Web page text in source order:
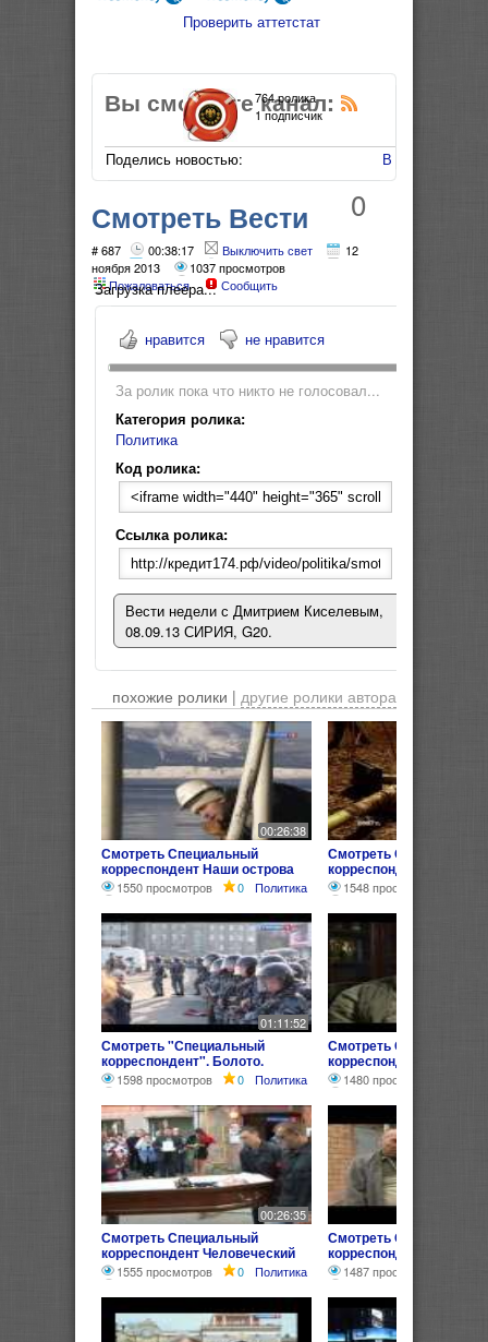
Проверить аттетстат
Вы смотрите канал:
Поделись новостью: В Мой Мир
764 ролика
1 подписчик
0
Смотреть Вести
недели 08.09.13
СИРИЯ
# 687 00:38:17 Выключить свет
12
ноября 2013
1037 просмотров
Пожаловаться
Сообщить
Загрузка плеера...
нравится не нравится
За ролик пока что никто не голосовал...
Категория ролика:
Политика
Код ролика:
Ссылка ролика:
Вести недели с Дмитрием Киселевым,
08.09.13 СИРИЯ, G20.
похожие ролики | другие ролики автора
00:26:38
Смотреть Специальный
корреспондент Наши острова
РЕПОРТАЖ
1550 просмотров 0 Политика
Смотреть Специальный
корреспондент МУР
порядка РЕПОРТАЖ
1548 просмотров
01:11:52
Смотреть "Специальный
корреспондент". Болото.
1598 просмотров 0 Политика
Смотреть Специальный
корреспондент:
08.10.2013
1480 просмотров
00:26:35
Смотреть Специальный
корреспондент Человеческий
ФАКТОР РЕПОРТАЖ
1555 просмотров 0 Политика
Смотреть Специальный
корреспондент
1487 просмотров